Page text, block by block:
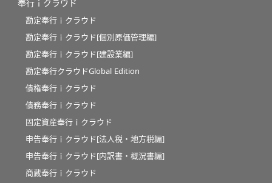
奉行ｉクラウド
勘定奉行ｉクラウド
勘定奉行ｉクラウド[個別原価管理編]
勘定奉行ｉクラウド[建設業編]
勘定奉行クラウドGlobal Edition
債権奉行ｉクラウド
債務奉行ｉクラウド
固定資産奉行ｉクラウド
申告奉行ｉクラウド[法人税・地方税編]
申告奉行ｉクラウド[内訳書・概況書編]
商蔵奉行ｉクラウド